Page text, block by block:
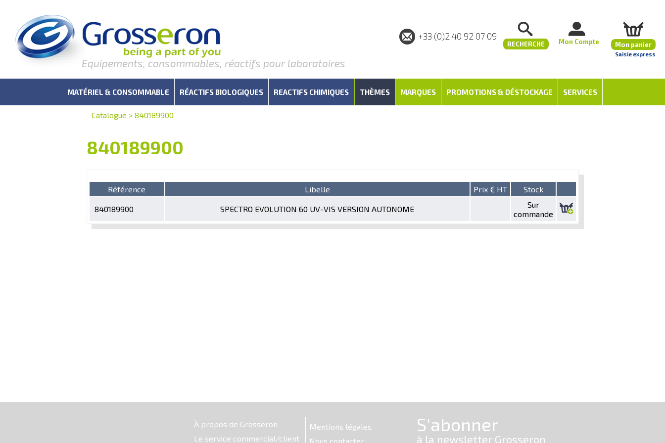
Equipements, consommables, réactifs pour laboratoires
+33 (0)2 40 92 07 09
RECHERCHE Mon Compte Mon panier
Saisie express
MATÉRIEL & CONSOMMABLE RÉACTIFS BIOLOGIQUES REACTIFS CHIMIQUES THÈMES MARQUES PROMOTIONS & DÉSTOCKAGE SERVICES
Catalogue > 840189900
840189900
Référence Libelle Prix € HT Stock
840189900 SPECTRO EVOLUTION 60 UV-VIS VERSION AUTONOME
Sur
commande
À propos de Grosseron
Le service commercial/client
Mentions légales
Nous contacter